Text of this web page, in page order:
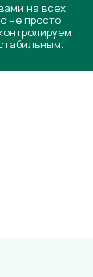
на всех
не просто